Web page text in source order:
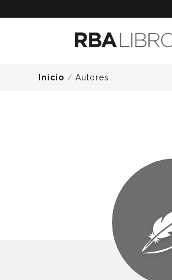
Inicio / Autores